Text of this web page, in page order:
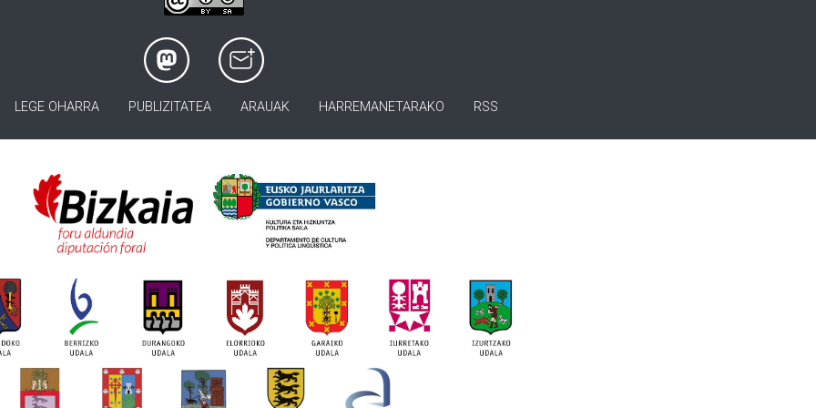
LEGE OHARRA PUBLIZITATEA ARAUAK HARREMANETARAKO RSS